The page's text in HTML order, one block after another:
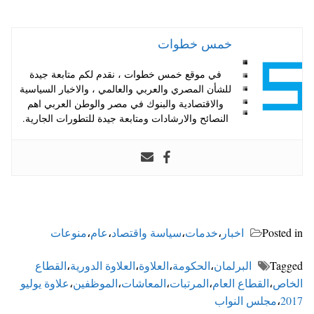
خمس خطوات
في موقع خمس خطوات ، نقدم لكم متابعة جيدة
للشأن المصري والعربي والعالمي ، والاخبار السياسية
والاقتصادية والبنوك في مصر والوطن العربي اهم
النصائح والارشادات ومتابعة جيدة للتطورات الجارية.
Posted in اخبار ،خدمات،سياسة واقتصاد،عام،منوعات
Tagged البرلمان،الحكومة،العلاوة،العلاوة الدورية،القطاع
الخاص،القطاع العام،المرتبات،المعاشات،الموظفين،علاوة يوليو
2017،مجلس النواب